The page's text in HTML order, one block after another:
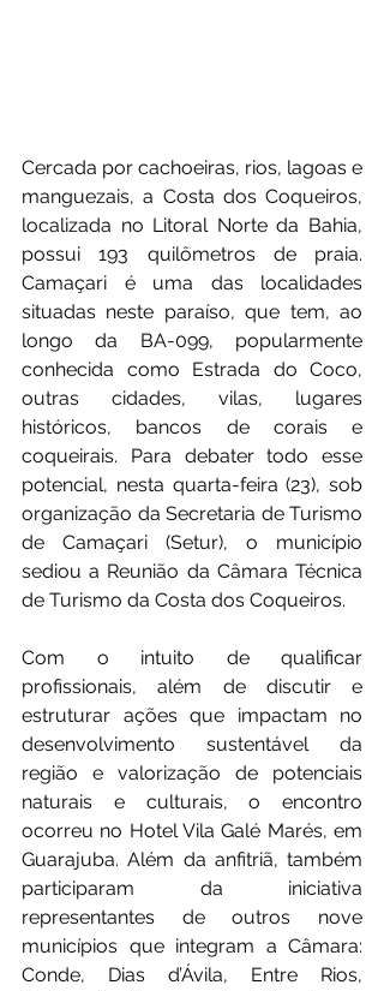
Cercada por cachoeiras, rios, lagoas e
manguezais, a Costa dos Coqueiros,
localizada no Litoral Norte da Bahia,
possui 193 quilômetros de praia.
Camaçari é uma das localidades
situadas neste paraíso, que tem, ao
longo da BA-099, popularmente
conhecida como Estrada do Coco,
outras cidades, vilas, lugares
históricos, bancos de corais e
coqueirais. Para debater todo esse
potencial, nesta quarta-feira (23), sob
organização da Secretaria de Turismo
de Camaçari (Setur), o município
sediou a Reunião da Câmara Técnica
de Turismo da Costa dos Coqueiros.
Com o intuito de qualificar
profissionais, além de discutir e
estruturar ações que impactam no
desenvolvimento sustentável da
região e valorização de potenciais
naturais e culturais, o encontro
ocorreu no Hotel Vila Galé Marés, em
Guarajuba. Além da anfitriã, também
participaram da iniciativa
representantes de outros nove
municípios que integram a Câmara:
Conde, Dias d’Ávila, Entre Rios,